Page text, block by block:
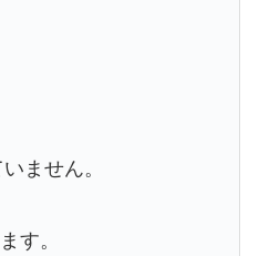
ません。
す。